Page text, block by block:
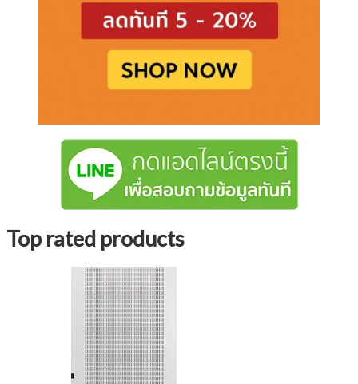
Top rated products